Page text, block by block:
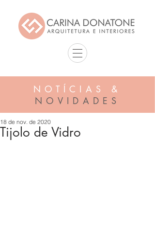
NOTÍCIAS &
NOVIDADES
Tijolo de Vidro
18 de nov. de 2020